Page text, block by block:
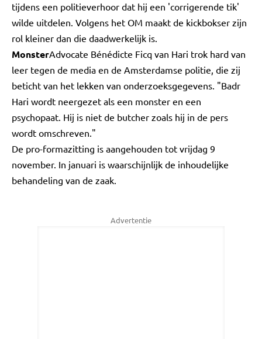
tijdens een politieverhoor dat hij een 'corrigerende tik'
wilde uitdelen. Volgens het OM maakt de kickbokser zijn
rol kleiner dan die daadwerkelijk is.
MonsterAdvocate Bénédicte Ficq van Hari trok hard van
leer tegen de media en de Amsterdamse politie, die zij
beticht van het lekken van onderzoeksgegevens. "Badr
Hari wordt neergezet als een monster en een
psychopaat. Hij is niet de butcher zoals hij in de pers
wordt omschreven."
De pro-formazitting is aangehouden tot vrijdag 9
november. In januari is waarschijnlijk de inhoudelijke
behandeling van de zaak.
Advertentie